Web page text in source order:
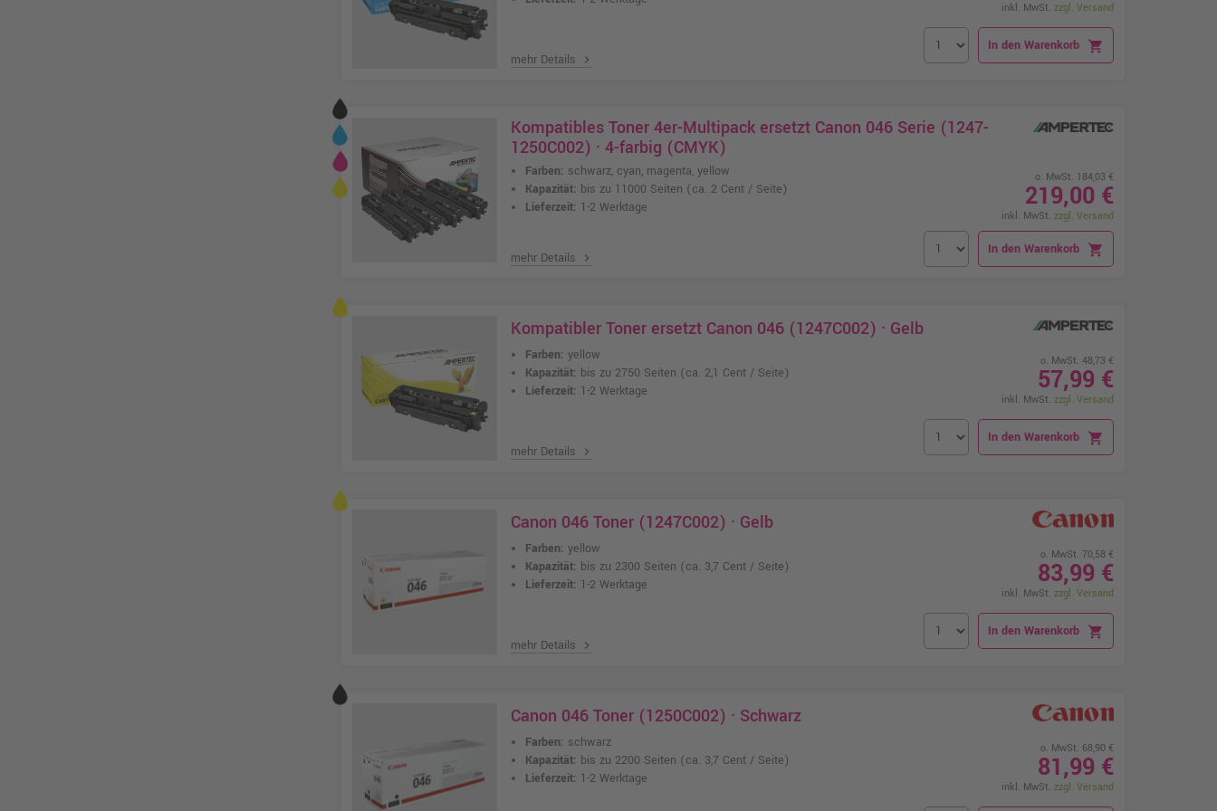
mehr Details chevron_right
inkl. MwSt. zzgl. Versand
In den Warenkorb shopping_cart
Kompatibles Toner 4er-Multipack ersetzt Canon 046 Serie (1247-
1250C002) · 4-farbig (CMYK)
Farben: schwarz, cyan, magenta, yellow
Kapazität: bis zu 11000 Seiten (ca. 2 Cent / Seite)
Lieferzeit: 1-2 Werktage
mehr Details chevron_right
o. MwSt. 184,03 €
219,00 €
inkl. MwSt. zzgl. Versand
In den Warenkorb shopping_cart
Kompatibler Toner ersetzt Canon 046 (1247C002) · Gelb
Farben: yellow
Kapazität: bis zu 2750 Seiten (ca. 2,1 Cent / Seite)
Lieferzeit: 1-2 Werktage
mehr Details chevron_right
o. MwSt. 48,73 €
57,99 €
inkl. MwSt. zzgl. Versand
In den Warenkorb shopping_cart
Canon 046 Toner (1247C002) · Gelb
Farben: yellow
Kapazität: bis zu 2300 Seiten (ca. 3,7 Cent / Seite)
Lieferzeit: 1-2 Werktage
mehr Details chevron_right
o. MwSt. 70,58 €
83,99 €
inkl. MwSt. zzgl. Versand
In den Warenkorb shopping_cart
Canon 046 Toner (1250C002) · Schwarz
Farben: schwarz
Kapazität: bis zu 2200 Seiten (ca. 3,7 Cent / Seite)
Lieferzeit: 1-2 Werktage
o. MwSt. 68,90 €
81,99 €
inkl. MwSt. zzgl. Versand